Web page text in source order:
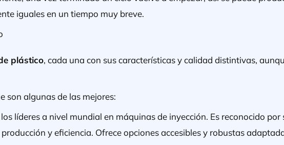
iguales en un tiempo muy breve.
plástico, cada una con sus características y calidad distintivas,
son algunas de las mejores:
líderes a nivel mundial en máquinas de inyección. Es reconocido por
y eficiencia. Ofrece opciones accesibles y robustas